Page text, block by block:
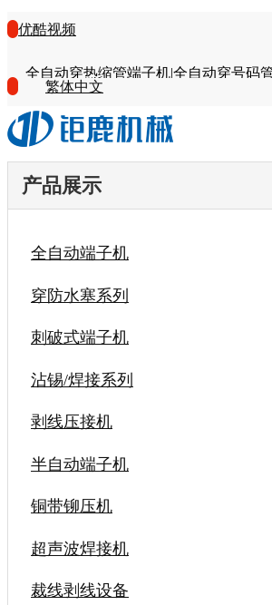
优酷视频
全自动穿热缩管端子机|全自动穿号码
繁体中文
产品展示
全自动端子机
穿防水塞系列
刺破式端子机
沾锡/焊接系列
剥线压接机
半自动端子机
铜带铆压机
超声波焊接机
裁线剥线设备